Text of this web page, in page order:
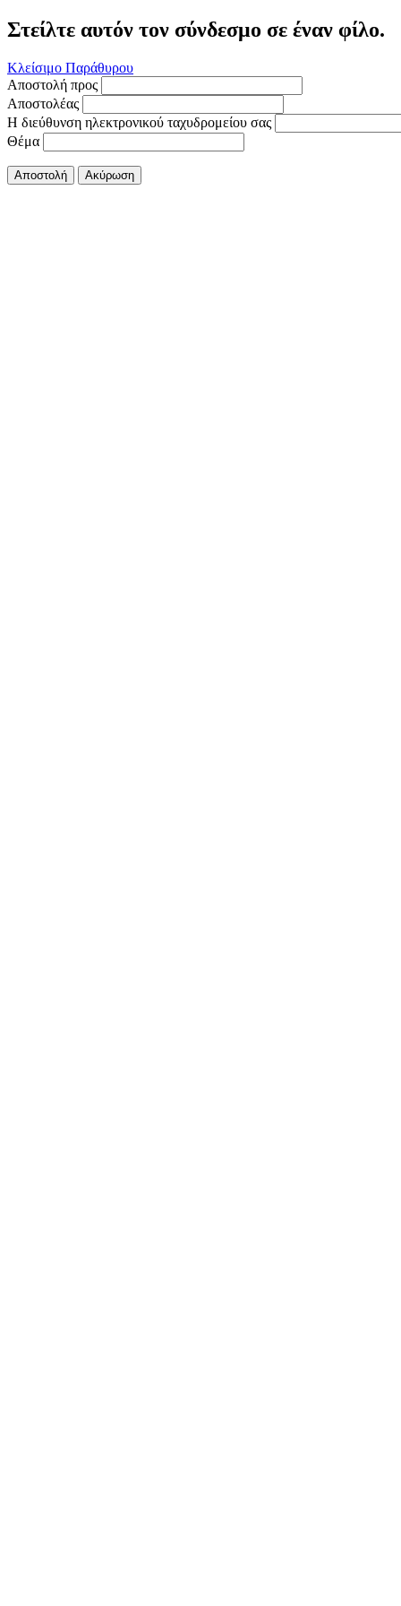
Στείλτε αυτόν τον σύνδεσμο σε έναν φίλο.
Κλείσιμο Παράθυρου
Αποστολή προς
Αποστολέας
Η διεύθυνση ηλεκτρονικού ταχυδρομείου σας
Θέμα
Αποστολή Ακύρωση